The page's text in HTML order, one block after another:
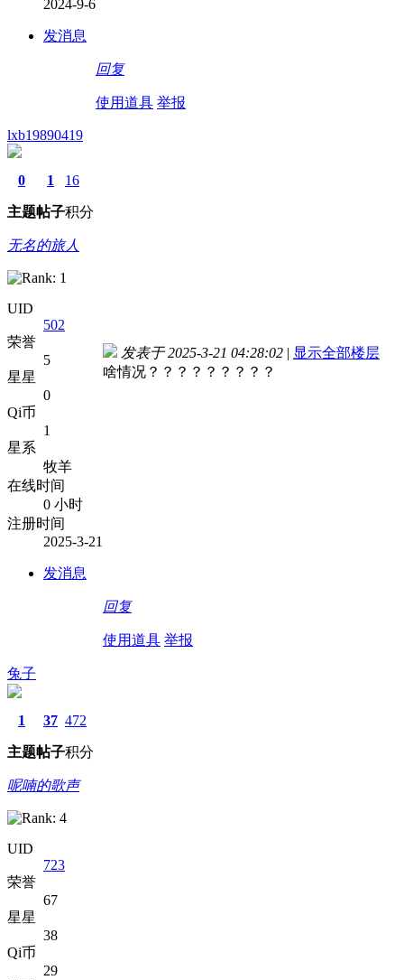
2024-9-6
发消息
回复
使用道具 举报
lxb19890419
0
主题
1
帖子
16
积分
无名的旅人
UID
502
荣誉
5
星星
0
Qi币
1
星系
牧羊
在线时间
0 小时
注册时间
2025-3-21
发消息
发表于 2025-3-21 04:28:02 | 显示全部楼层
啥情况？？？？？？？？？
回复
使用道具 举报
兔子
1
主题
37
帖子
472
积分
呢喃的歌声
UID
723
荣誉
67
星星
38
Qi币
29